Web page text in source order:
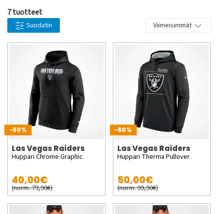
7 tuotteet
Suodatin Viimeisimmät
-50%
Las Vegas Raiders
Huppari Chrome Graphic
40,00€
(norm. 79,90€)
-50%
Las Vegas Raiders
Huppari Therma Pullover
50,00€
(norm. 99,90€)